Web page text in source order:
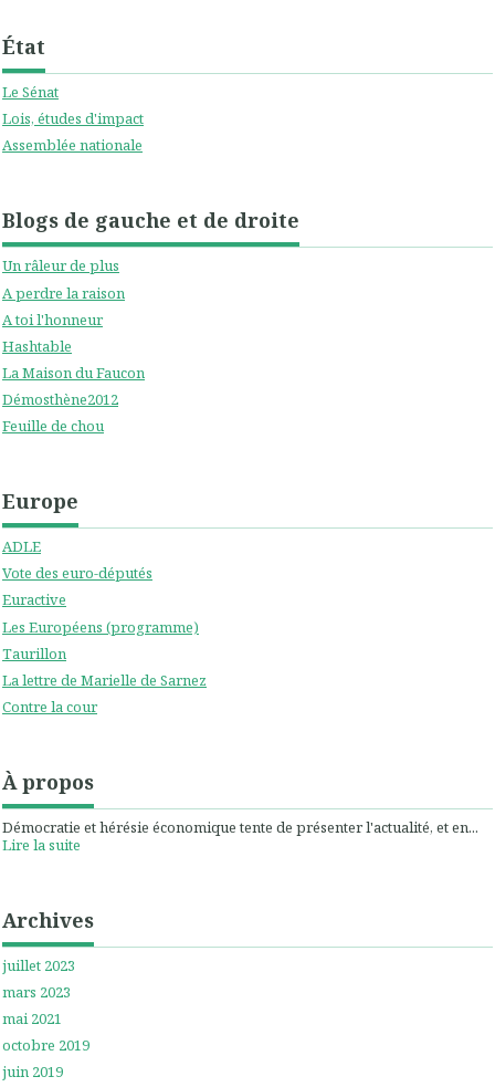
État
Le Sénat
Lois, études d'impact
Assemblée nationale
Blogs de gauche et de droite
Un râleur de plus
A perdre la raison
A toi l'honneur
Hashtable
La Maison du Faucon
Démosthène2012
Feuille de chou
Europe
ADLE
Vote des euro-députés
Euractive
Les Européens (programme)
Taurillon
La lettre de Marielle de Sarnez
Contre la cour
À propos
Démocratie et hérésie économique tente de présenter l'actualité, et en...
Lire la suite
Archives
juillet 2023
mars 2023
mai 2021
octobre 2019
juin 2019